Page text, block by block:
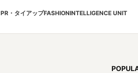
PR・タイアップFASHIONINTELLIGENCE UNIT